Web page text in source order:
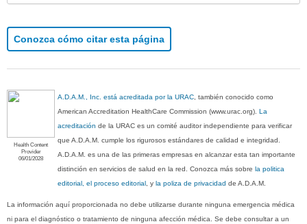
Conozca cómo citar esta página
Health Content
Provider
06/01/2028
A.D.A.M., Inc. está acreditada por la URAC , también conocido como
American Accreditation HealthCare Commission (www.urac.org).La
acreditación de la URAC es un comité auditor independiente para verificar
que A.D.A.M. cumple los rigurosos estándares de calidad e integridad.
A.D.A.M. es una de las primeras empresas en alcanzar esta tan importante
distinción en servicios de salud en la red. Conozca más sobrela politica
editorial, el proceso editorial , yla poliza de privacidad de A.D.A.M.
La información aquí proporcionada no debe utilizarse durante ninguna emergencia médica
ni para el diagnóstico o tratamiento de ninguna afección médica. Se debe consultar a un